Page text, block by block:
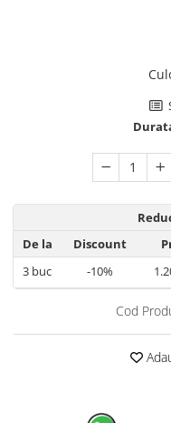
Pachete complete
Sisteme de Stocare
Sisteme fotovoltaice
Sisteme fotovoltaice de
Sisteme fotovoltaice
Pachete sisteme
Statii de incarcare
Cabluri de incarcare
De la
Discount
3 buc -10%
Cod